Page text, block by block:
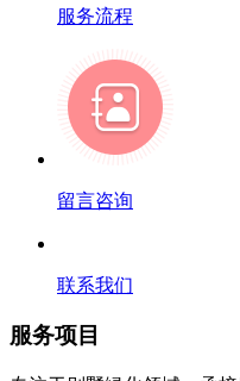
服务流程
留言咨询
联系我们
服务项目